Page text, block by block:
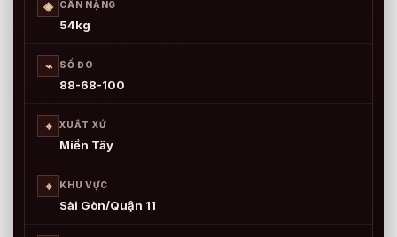
◈ CÂN NẶNG
54kg
⌁ SỐ ĐO
88-68-100
⌖ XUẤT XỨ
Miền Tây
⌖ KHU VỰC
Sài Gòn/Quận 11